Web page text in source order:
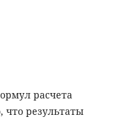
расчета
что результаты